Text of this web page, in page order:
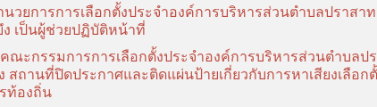
นวยการการเลือกตั้งประจำองค์การบริหารส่วนตำบลปราสา
ง เป็นผู้ช่วยปฏิบัติหน้าที่
ณะกรรมการการเลือกตั้งประจำองค์การบริหารส่วนตำบลป
ง สถานที่ปิดประกาศและติดแผ่นป้ายเกี่ยวกับการหาเสียงเลื
ท้องถิ่น